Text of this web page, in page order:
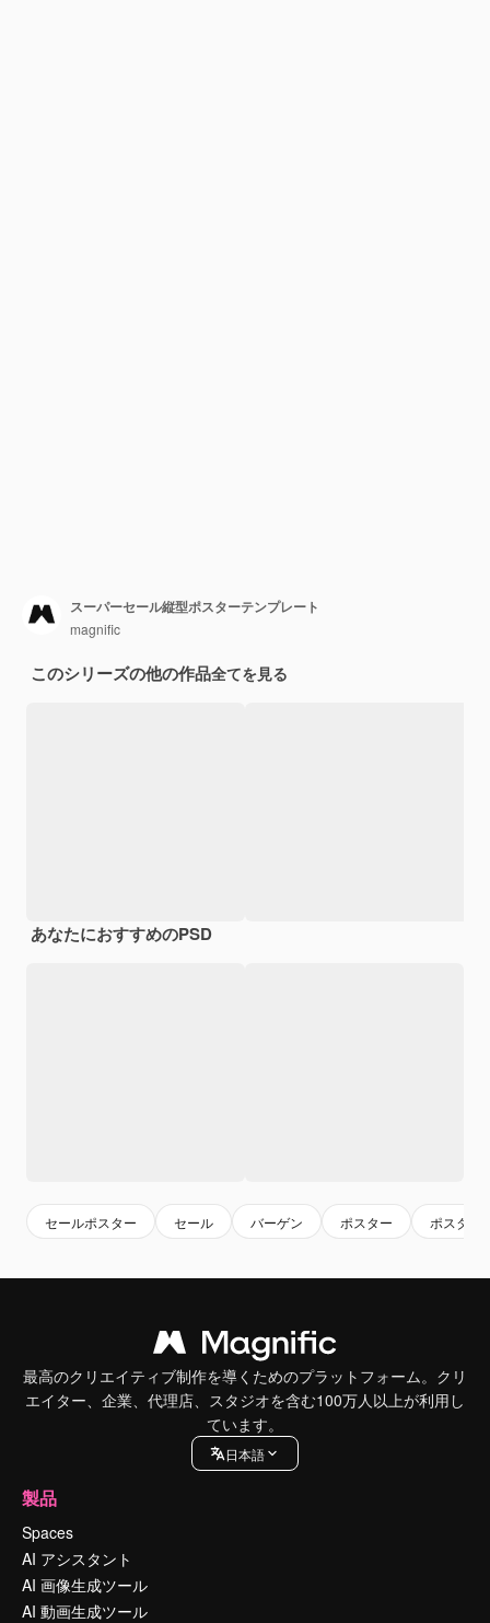
スーパーセール縦型ポスターテンプレート
magnific
このシリーズの他の作品全てを見る
あなたにおすすめのPSD
セールポスター セール バーゲン ポスター ポスター
最高のクリエイティブ制作を導くためのプラットフォーム。クリ
エイター、企業、代理店、スタジオを含む100万人以上が利用し
ています。
日本語
製品
Spaces
AI アシスタント
AI 画像生成ツール
AI 動画生成ツール